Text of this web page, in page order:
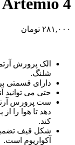
4
۲۸۱,۰۰۰ تومان
شلنگ.
دارای قسمتی
حتی می توانید
ست پرورس
دهد تا هوا را
کند.
شکل قیف
آکواریوم است.